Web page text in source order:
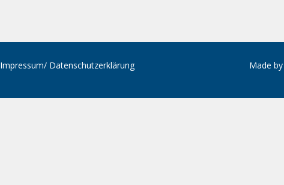
Impressum/ Datenschutzerklärung Made by